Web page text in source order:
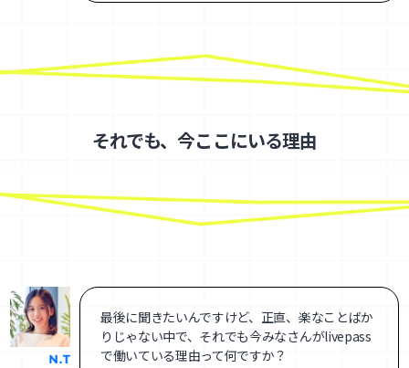
それでも、今ここにいる理由
最後に聞きたいんですけど、正直、楽なことばか
りじゃない中で、それでも今みなさんがlivepass
で働いている理由って何ですか？